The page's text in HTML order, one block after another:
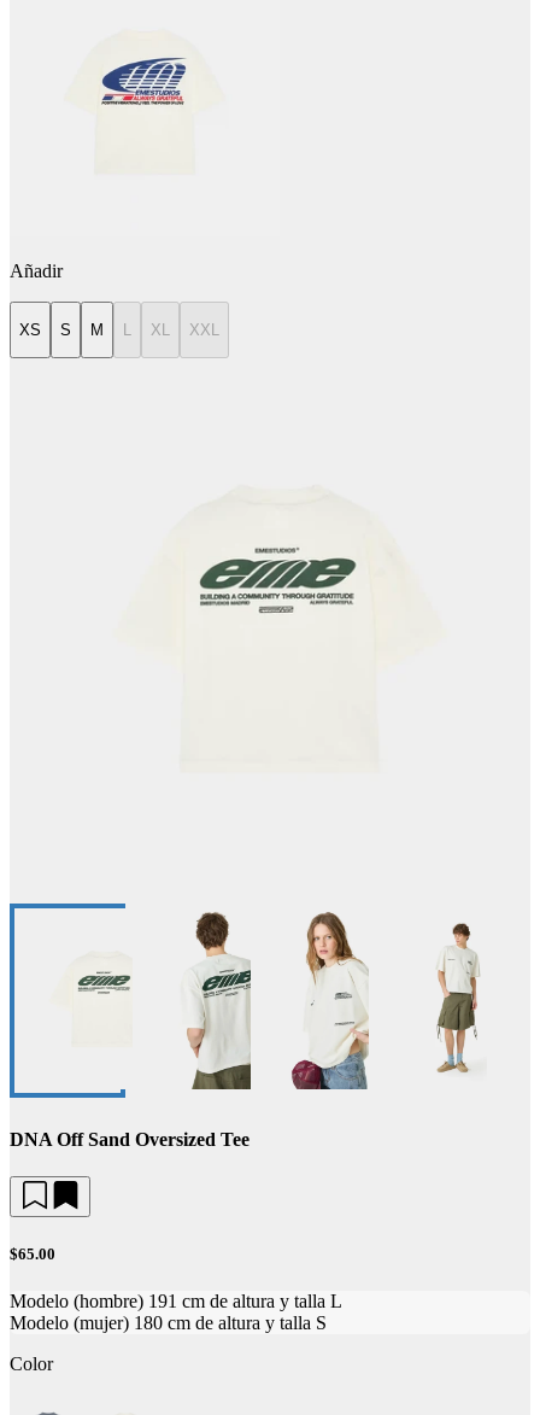
Añadir
XS S M XL XXL
DNA Off Sand Oversized Tee
$65.00
Modelo (hombre) 191 cm de altura y talla L
Modelo (mujer) 180 cm de altura y talla S
Color